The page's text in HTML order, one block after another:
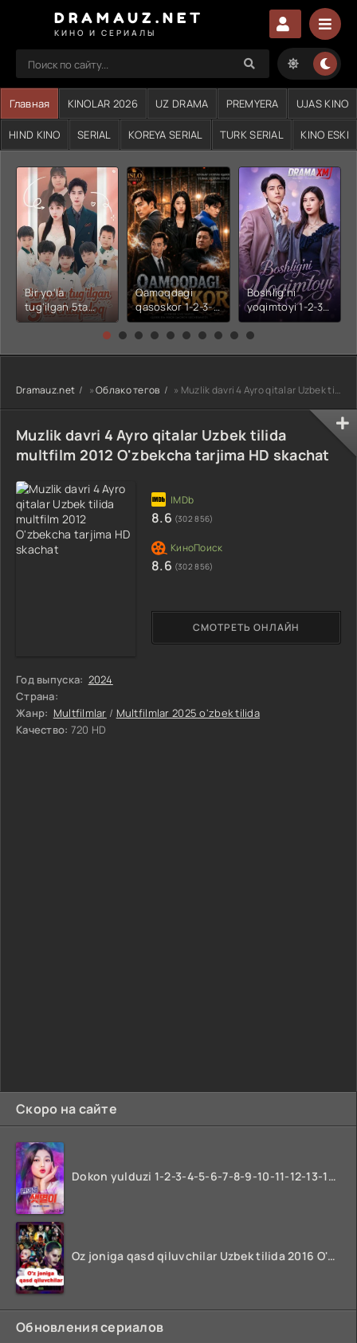
DRAMAUZ.NET
КИНО И СЕРИАЛЫ
Главная KINOLAR 2026 UZ DRAMA PREMYERA UJAS KINO
HIND KINO SERIAL KOREYA SERIAL TURK SERIAL KINO ESKI
Bir yo'la
tug'ilgan 5ta
chaqaloq 1-2-3-
seriali uzbek
tilida Barcha
skachat
Qamoqdagi
qasoskor 1-2-3-
4-5-6-7-10-20-
30-50-60-70-80-
tilida Barcha
qismlar 2026 HD
Boshlig'ni
yoqimtoyi 1-2-3-
4-5-6-7-10-20-
30-50-60-70-80-
tilida Barcha
qismlar 2026 HD
Скоро на сайте
Dokon yulduzi 1-2-3-4-5-6-7-8-9-10-11-12-13-14-15-16-17 Qism Uzbek tilida koreya seryali barcha qismlari o'zbek tilida
Oz joniga qasd qiluvchilar Uzbek tilida 2016 O'zbekcha tarjima kino 720p HD skachat
Обновления сериалов
Dramauz.net »Облако тегов » Muzlik davri 4 Ayro qitalar Uzbek tilida multfilm 2012 O'zbekcha tarjima HD skachat
Muzlik davri 4 Ayro qitalar Uzbek tilida
multfilm 2012 O'zbekcha tarjima HD skachat
Год выпуска: 2024
Страна:
Жанр: Multfilmlar / Multfilmlar 2025 o'zbek tilida
Качество: 720 HD
СМОТРЕТЬ ОНЛАЙН
8.6 (302 856)
8.6 (302 856)